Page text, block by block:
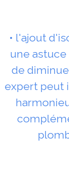
• l'ajout
une
de
expert peut